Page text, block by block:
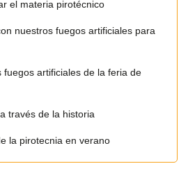
el materia pirotécnico
nuestros fuegos artificiales para
fuegos artificiales de la feria de
través de la historia
la pirotecnia en verano